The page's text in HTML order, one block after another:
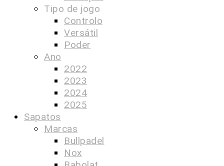
Tipo de jogo
Controlo
Versátil
Poder
Ano
2022
2023
2024
2025
Sapatos
Marcas
Bullpadel
Nox